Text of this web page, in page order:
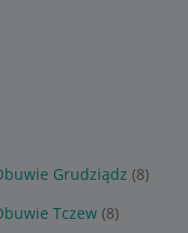
Grudziądz (8)
Tczew (8)